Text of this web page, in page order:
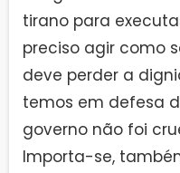
tirano para
preciso agir como
deve perder a
temos em defesa
governo não foi
Importa-se,